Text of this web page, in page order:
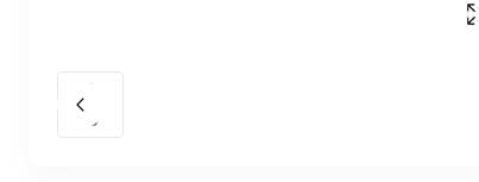
Slide précédent